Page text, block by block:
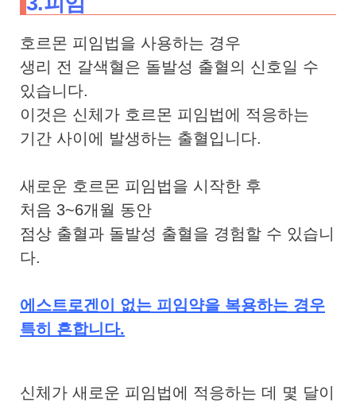
호르몬 피임법을 사용하는 경우
생리 전 갈색혈은 돌발성 출혈의 신호일 수
있습니다.
이것은 신체가 호르몬 피임법에 적응하는
기간 사이에 발생하는 출혈입니다.
새로운 호르몬 피임법을 시작한 후
처음 3~6개월 동안
점상 출혈과 돌발성 출혈을 경험할 수 있습니
다.
에스트로겐이 없는 피임약을 복용하는 경우
특히 흔합니다.
신체가 새로운 피임법에 적응하는 데 몇 달이